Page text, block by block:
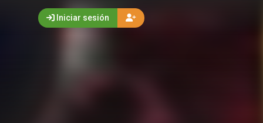
Iniciar sesión